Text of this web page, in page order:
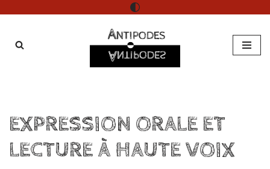
au
EXPRESSION ORALE ET
LECTURE À HAUTE VOIX